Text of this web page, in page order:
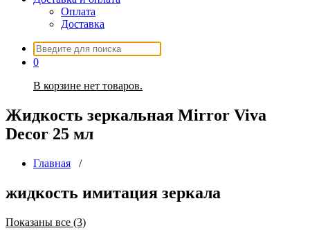
Оплата
Доставка
Искать:
0
В корзине нет товаров.
Жидкость зеркальная Mirror Viva
Decor 25 мл
Главная /
жидкость имитация зеркала
Показаны все (3)Сортировка: